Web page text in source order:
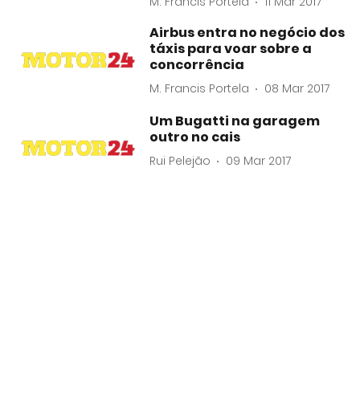
Airbus entra no negócio dos
táxis para voar sobre a
concorrência
M. Francis Portela 08 Mar 2017
Um Bugatti na garagem
outro no cais
Rui Pelejão 09 Mar 2017